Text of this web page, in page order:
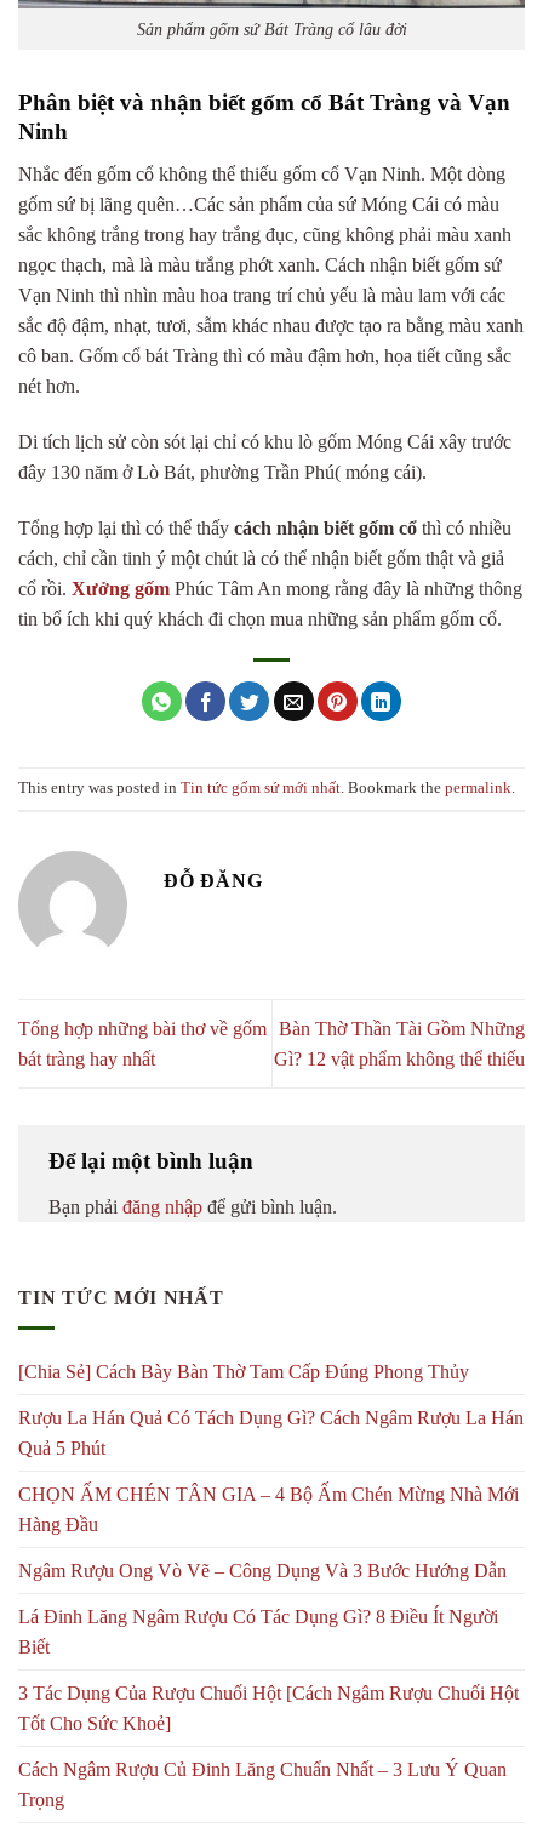
Sản phẩm gốm sứ Bát Tràng cổ lâu đời
Phân biệt và nhận biết gốm cổ Bát Tràng và Vạn
Ninh
Nhắc đến gốm cổ không thể thiếu gốm cổ Vạn Ninh. Một dòng
gốm sứ bị lãng quên…Các sản phẩm của sứ Móng Cái có màu
sắc không trắng trong hay trắng đục, cũng không phải màu xanh
ngọc thạch, mà là màu trắng phớt xanh. Cách nhận biết gốm sứ
Vạn Ninh thì nhìn màu hoa trang trí chủ yếu là màu lam với các
sắc độ đậm, nhạt, tươi, sẫm khác nhau được tạo ra bằng màu xanh
cô ban. Gốm cổ bát Tràng thì có màu đậm hơn, họa tiết cũng sắc
nét hơn.
Di tích lịch sử còn sót lại chỉ có khu lò gốm Móng Cái xây trước
đây 130 năm ở Lò Bát, phường Trần Phú( móng cái).
Tổng hợp lại thì có thể thấy cách nhận biết gốm cổ thì có nhiều
cách, chỉ cần tinh ý một chút là có thể nhận biết gốm thật và giả
cổ rồi. Xưởng gốm Phúc Tâm An mong rằng đây là những thông
tin bổ ích khi quý khách đi chọn mua những sản phẩm gốm cổ.
This entry was posted in Tin tức gốm sứ mới nhất. Bookmark the permalink.
ĐỖ ĐĂNG
Tổng hợp những bài thơ về gốm
bát tràng hay nhất
Bàn Thờ Thần Tài Gồm Những
Gì? 12 vật phẩm không thể thiếu
Để lại một bình luận
Bạn phải đăng nhập để gửi bình luận.
TIN TỨC MỚI NHẤT
[Chia Sẻ] Cách Bày Bàn Thờ Tam Cấp Đúng Phong Thủy
Rượu La Hán Quả Có Tách Dụng Gì? Cách Ngâm Rượu La Hán
Quả 5 Phút
CHỌN ẤM CHÉN TÂN GIA – 4 Bộ Ấm Chén Mừng Nhà Mới
Hàng Đầu
Ngâm Rượu Ong Vò Vẽ – Công Dụng Và 3 Bước Hướng Dẫn
Lá Đinh Lăng Ngâm Rượu Có Tác Dụng Gì? 8 Điều Ít Người
Biết
3 Tác Dụng Của Rượu Chuối Hột [Cách Ngâm Rượu Chuối Hột
Tốt Cho Sức Khoẻ]
Cách Ngâm Rượu Củ Đinh Lăng Chuẩn Nhất – 3 Lưu Ý Quan
Trọng